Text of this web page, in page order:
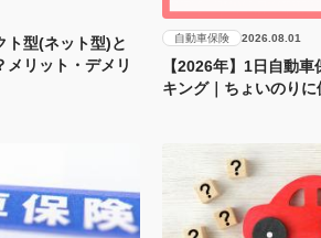
ト型(ネット型)と
メリット・デメリ
自動車保険 2026.08.01
【2026年】1日自動
キング｜ちょいのりに